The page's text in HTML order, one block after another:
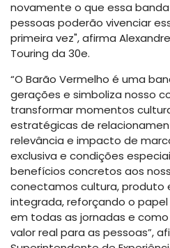
novamente o que essa
pessoas poderão vivenciar
primeira vez", afirma
Touring da 30e.
“O Barão Vermelho é uma
gerações e simboliza nosso
transformar momentos
estratégicas de
relevância e impacto de
exclusiva e condições
benefícios concretos aos
conectamos cultura, produto
integrada, reforçando o
em todas as jornadas e
valor real para as pessoas”,